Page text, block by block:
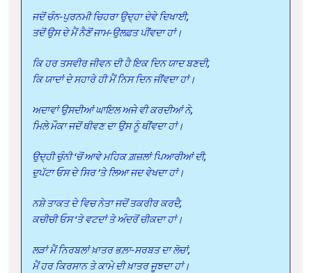
ਜਦੋਂ ਚੰਨ-ਪੁਰਨਮੀ ਚਿਹਰਾ ਉਦ੍ਹਾ ਦੇਵੇ ਦਿਖਾਈ,
ਤਦੋਂ ਉਸ ਦੇ ਮੈਂ ਨੈਣੋਂ ਜਾਮ-ਉਲਫ਼ਤ ਪੀਂਵਦਾ ਹਾਂ।
ਕਿ ਹਰ ਤਸਵੀਰ ਜੀਵਨ ਦੀ ਹੈ ਇਕ ਦਿਨ ਯਾਦ ਬਣਦੀ,
ਕਿ ਯਾਦਾਂ ਦੇ ਸਹਾਰੇ ਹੀ ਮੈਂ ਨਿਸ ਦਿਨ ਜੀਂਵਦਾ ਹਾਂ।
ਅਦਾਵਾਂ ਉਸਦੀਆਂ ਘਾਇਲ ਅਜੇ ਵੀ ਕਰਦੀਆਂ ਨੇ,
ਮਿਲੇ ਮੌਕਾ ਜਦੋਂ ਥੀਵਣ ਦਾ ਉਸ ਨੂੰ ਥੀਂਵਦਾ ਹਾਂ।
ਉਦ੍ਹੀ ਚੁੰਨੀ ‘ਚੋਂ ਆਵੇ ਮਹਿਕ ਗ਼ਜ਼ਲਾਂ ਪਿਆਰੀਆਂ ਦੀ,
ਦੁਪੱਟਾ ਓਸ ਦੇ ਸਿਰ ’ਤੇ ਲਿਆ ਜਦ ਵੇਖਦਾ ਹਾਂ।
ਨਸ਼ੇ ਤਾਕਤ ਦੇ ਵਿਚ ਨੇਤਾ ਜਦੋਂ ਤਕਰੀਰ ਕਰਦੈ,
ਕਚੀਚੀ ਓਸ ‘ਤੇ ਵਟਦਾਂ ਤੇ ਅੰਦਰੋਂ ਚੀਕਦਾ ਹਾਂ।
ਲੜਾਂ ਮੈਂ ਨਿਰਬਲਾਂ ਖ਼ਾਤਰ ਭਲ਼ਾ-ਸਰਬਤ ਦਾ ਲੋਚਾਂ,
ਮੈਂ ਹਰ ਕਿਰਸਾਨ ਤੇ ਕਾਮੇ ਦੀ ਖ਼ਾਤਰ ਜੂਝਦਾ ਹਾਂ।